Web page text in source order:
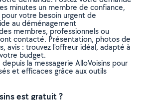
minutes un membre de confiance,
votre besoin urgent de
au déménagement
membres, professionnels ou
contacté. Présentation, photos de
avis : trouvez l'offreur idéal, adapté à
budget.
la messagerie AlloVoisins pour
et efficaces grâce aux outils
est gratuit ?